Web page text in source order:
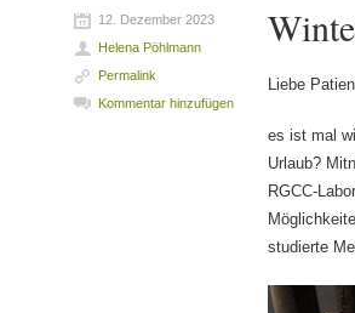
Liebe
es ist mal
Urlaub?
RGCC-
studierte
12. Dezember 2023
Helena Pöhlmann
Permalink
Kommentar hinzufügen